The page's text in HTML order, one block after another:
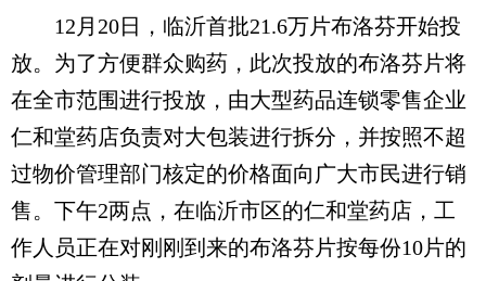
12月20日，临沂首批21.6万片布洛芬开始投
放。为了方便群众购药，此次投放的布洛芬片将
在全市范围进行投放，由大型药品连锁零售企业
仁和堂药店负责对大包装进行拆分，并按照不超
过物价管理部门核定的价格面向广大市民进行销
售。下午2两点，在临沂市区的仁和堂药店，工
作人员正在对刚刚到来的布洛芬片按每份10片的